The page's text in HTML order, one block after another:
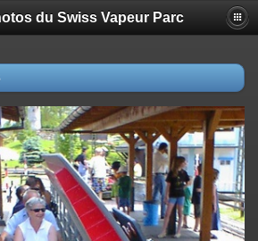
du Swiss Vapeur Parc